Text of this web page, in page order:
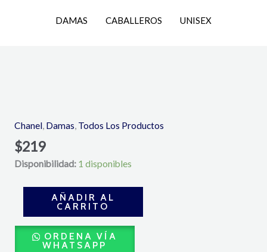
DAMAS CABALLEROS UNISEX
Chanel, Damas Todos Los Productos
$219
Disponibilidad: 1 disponibles
De
Toilette
100ml-
Chanel
AÑADIR AL
CARRITO
ORDENA VÍA
WHATSAPP